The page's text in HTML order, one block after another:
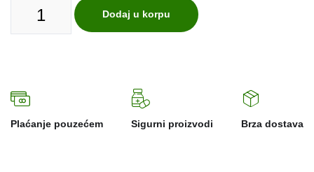
Dodaj u korpu
Plaćanje pouzećem Sigurni proizvodi Brza dostava